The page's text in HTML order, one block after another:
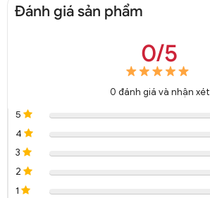
Đánh giá sản phẩm
0/5
0 đánh giá và nhận xét
5
4
3
2
1